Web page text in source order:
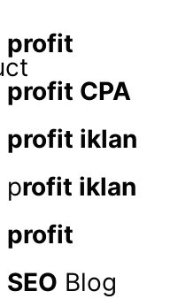
profit
profit CPA
profit iklan
profit iklan
profit
SEO Blog